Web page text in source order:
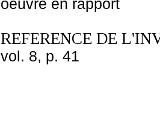
oeuvre en rapport
REFERENCE DE
vol. 8, p. 41